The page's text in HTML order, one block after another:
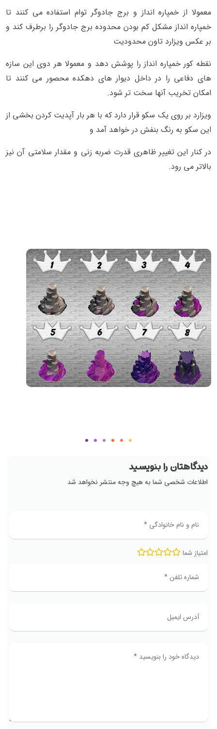
معمولا از خمپاره انداز و برج جادوگر توام استفاده می کنند تا
خمپاره انداز مشکل کم بودن محدوده برج جادوگر را برطرف کند و
بر عکس ویزارد تاون محدودیت
نقطه کور خمپاره انداز را پوشش دهد و معمولا هر دوی این سازه
های دفاعی را در داخل دیوار های دهکده محصور می کنند تا
امکان تخریب آنها سخت تر شود.
ویزارد بر روی یک سکو قرار دارد که با هر بار آپدیت کردن بخشی از
این سکو به رنگ بنفش در خواهد آمد و
در کنار این تغییر ظاهری قدرت ضربه زنی و مقدار سلامتی آن نیز
بالاتر می رود.
دیدگاهتان را بنویسید
اطلاعات شخصی شما به هیچ وجه منتشر نخواهد شد
امتیاز شما